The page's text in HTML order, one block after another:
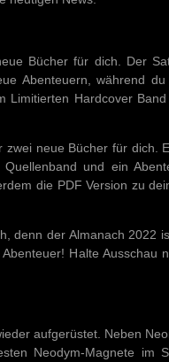
Bücher für dich. Der
Abenteuern, während
Limitierten Hardcover
neue Bücher für dich.
und ein
die PDF Version zu
denn der Almanach 2022
Halte Ausschau
aufgerüstet. Neben
Neodym-Magnete im